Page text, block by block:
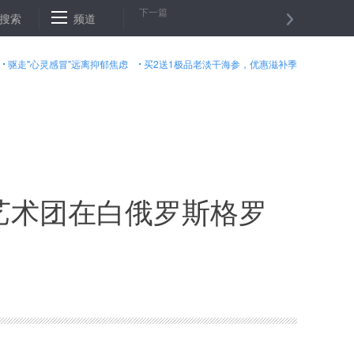
子洲景区关门谢客 从夏粮丰收看农业供给侧改革成效
搜索 频道 下一篇
驱走"心灵感冒"远离抑郁焦虑 买2送1极品老淡干海参，优惠滋补季
团在白俄罗斯格罗